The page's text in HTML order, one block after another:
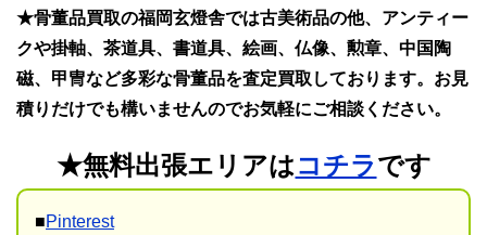
★骨董品買取の福岡玄燈舎では古美術品の他、アンティー
クや掛軸、茶道具、書道具、絵画、仏像、勲章、中国陶
磁、甲冑など多彩な骨董品を査定買取しております。お見
積りだけでも構いませんのでお気軽にご相談ください。
★無料出張エリアはコチラです
■Pinterest